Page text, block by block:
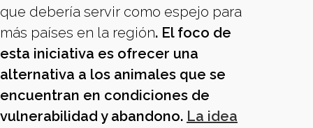
que debería servir como espejo para
más países en la región. El foco de
esta iniciativa es ofrecer una
alternativa a los animales que se
encuentran en condiciones de
vulnerabilidad y abandono. La idea